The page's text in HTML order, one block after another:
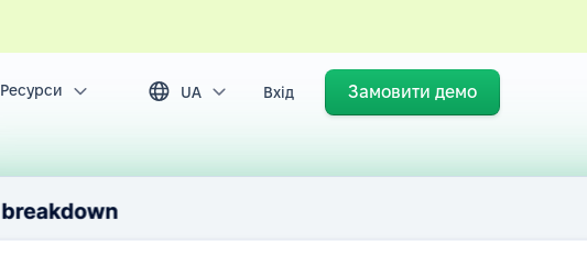
Ресурси UA Вхід Замовити демо